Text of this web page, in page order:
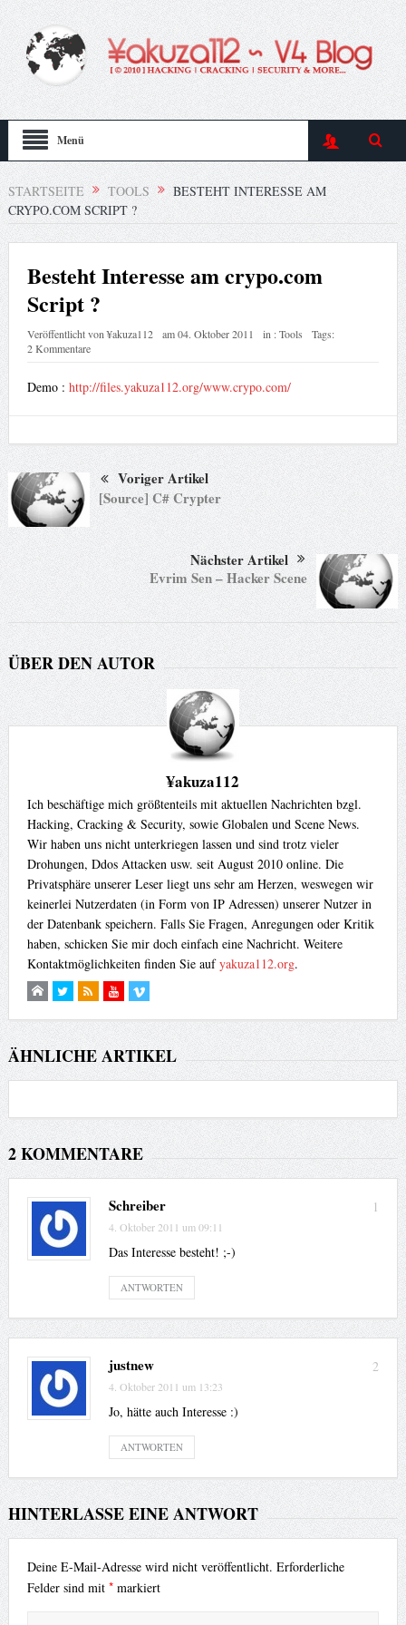
Menü
STARTSEITE TOOLS
BESTEHT INTERESSE AM
CRYPO.COM SCRIPT ?
Besteht Interesse am crypo.com
Script ?
Veröffentlicht von¥akuza112 am04. Oktober 2011 in :Tools
Tags:
2 Kommentare
Demo : http://files.yakuza112.org/www.crypo.com/
Voriger Artikel
[Source] C# Crypter
Nächster Artikel
Evrim Sen – Hacker Scene
ÜBER DEN AUTOR
¥akuza112
Ich beschäftige mich größtenteils mit aktuellen Nachrichten bzgl.
Hacking, Cracking & Security, sowie Globalen und Scene News.
Wir haben uns nicht unterkriegen lassen und sind trotz vieler
Drohungen, Ddos Attacken usw. seit August 2010 online. Die
Privatsphäre unserer Leser liegt uns sehr am Herzen, weswegen wir
keinerlei Nutzerdaten (in Form von IP Adressen) unserer Nutzer in
der Datenbank speichern. Falls Sie Fragen, Anregungen oder Kritik
haben, schicken Sie mir doch einfach eine Nachricht. Weitere
Kontaktmöglichkeiten finden Sie aufyakuza112.org.
ÄHNLICHE ARTIKEL
2 KOMMENTARE
1
Schreiber
4. Oktober 2011 um 09:11
Das Interesse besteht! ;-)
ANTWORTEN
2
justnew
4. Oktober 2011 um 13:23
Jo, hätte auch Interesse :)
ANTWORTEN
HINTERLASSE EINE ANTWORT
Deine E-Mail-Adresse wird nicht veröffentlicht. Erforderliche
Felder sind mit *markiert